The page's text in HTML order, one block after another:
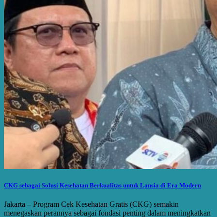
CKG sebagai Solusi Kesehatan Berkualitas untuk Lansia di Era Modern
Jakarta – Program Cek Kesehatan Gratis (CKG) semakin
menegaskan perannya sebagai fondasi penting dalam meningkatkan